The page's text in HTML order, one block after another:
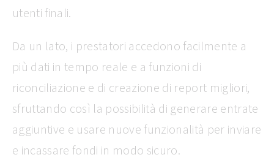
utenti finali.
Da un lato, i prestatori accedono facilmente a
più dati in tempo reale e a funzioni di
riconciliazione e di creazione di report migliori,
sfruttando così la possibilità di generare entrate
aggiuntive e usare nuove funzionalità per inviare
e incassare fondi in modo sicuro.